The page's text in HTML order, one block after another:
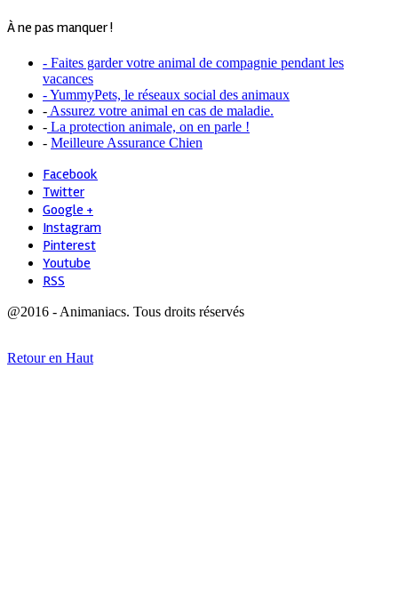
À ne pas manquer !
- Faites garder votre animal de compagnie pendant les
vacances
- YummyPets, le réseaux social des animaux
- Assurez votre animal en cas de maladie.
- La protection animale, on en parle !
- Meilleure Assurance Chien
Facebook
Twitter
Google +
Instagram
Pinterest
Youtube
RSS
@2016 - Animaniacs. Tous droits réservés
Retour en Haut